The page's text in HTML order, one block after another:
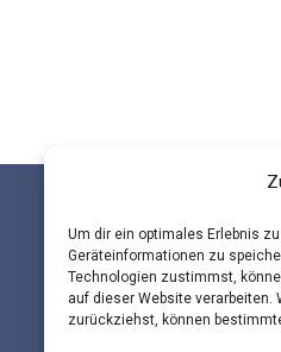
Um dir ein optimales Erlebnis
Geräteinformationen zu
Technologien zustimmst,
auf dieser Website
zurückziehst, können
©